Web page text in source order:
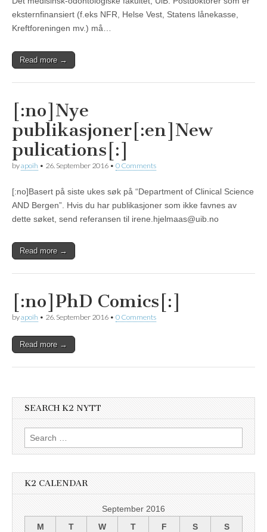
eksternfinansiert (f.eks NFR, Helse Vest, Statens lånekasse,
Kreftforeningen mv.) må…
Read more →
[:no]Nye
publikasjoner[:en]New
pulications[:]
byapoih • 26. September 2016 • 0 Comments
[:no]Basert på siste ukes søk på “Department of Clinical Science
AND Bergen”. Hvis du har publikasjoner som ikke favnes av
dette søket, send referansen til irene.hjelmaas@uib.no
Read more →
[:no]PhD Comics[:]
byapoih • 26. September 2016 • 0 Comments
Read more →
SEARCH K2 NYTT
Search
for:
K2 CALENDAR
September 2016
M
T W T F S S